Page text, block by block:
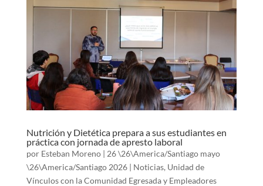
Nutrición y Dietética prepara a sus estudiantes en
práctica con jornada de apresto laboral
por Esteban Moreno| 26 \26\America/Santiago mayo
\26\America/Santiago 2026| Noticias, Unidad de
Vínculos con la Comunidad Egresada y Empleadores